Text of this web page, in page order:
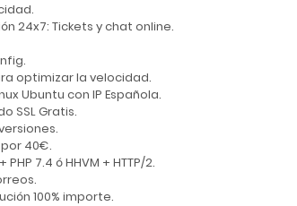
24x7: Tickets y chat online.
optimizar la velocidad.
Ubuntu con IP Española.
SSL Gratis.
40€.
7.4 ó HHVM + HTTP/2.
100% importe.